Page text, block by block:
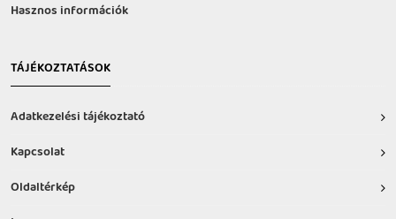
Hasznos információk
TÁJÉKOZTATÁSOK
Adatkezelési tájékoztató
Kapcsolat
Oldaltérkép